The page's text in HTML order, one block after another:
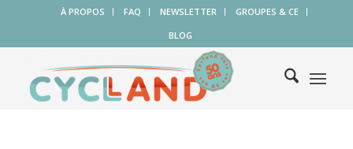
À PROPOS FAQ NEWSLETTER
GROUPES & CE
BLOG